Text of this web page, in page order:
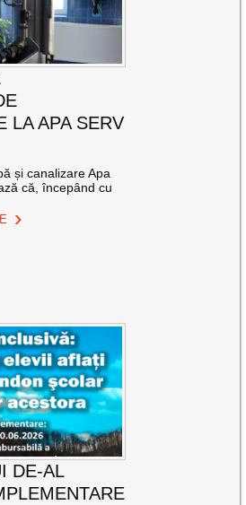
LA APA SERV
și canalizare Apa
că, începând cu
DE-AL